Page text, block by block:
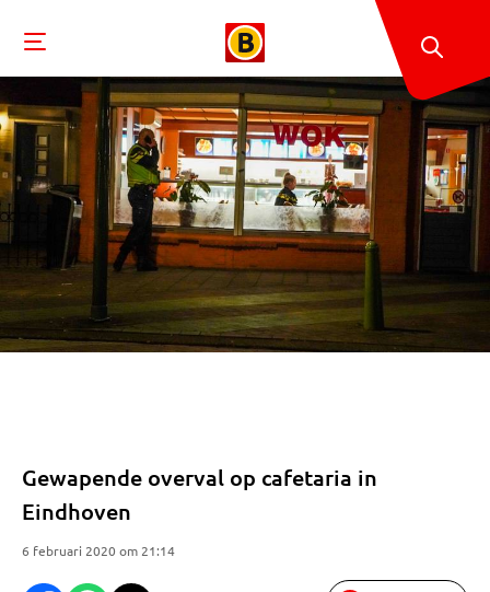
Gewapende overval op cafetaria in
Eindhoven
6 februari 2020 om 21:14